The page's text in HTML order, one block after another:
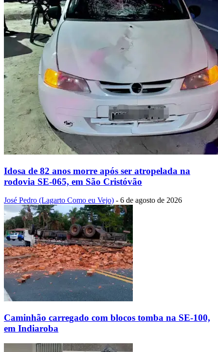
Idosa de 82 anos morre após ser atropelada na
rodovia SE-065, em São Cristóvão
José Pedro (Lagarto Como eu Vejo) - 6 de agosto de 2026
Caminhão carregado com blocos tomba na SE-100,
em Indiaroba